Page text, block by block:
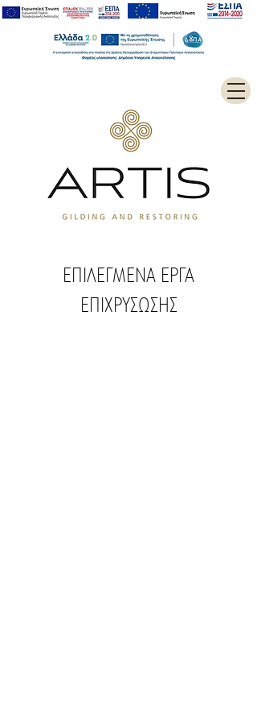
ΕΠΙΛΕΓΜΕΝΑ ΕΡΓΑ
ΕΠΙΧΡΥΣΩΣΗΣ